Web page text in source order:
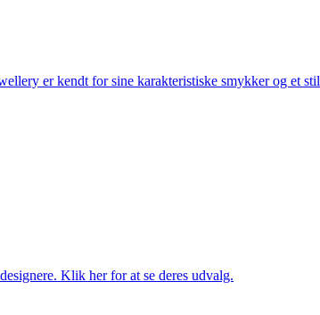
er kendt for sine karakteristiske smykker og et
Klik her for at se deres udvalg.